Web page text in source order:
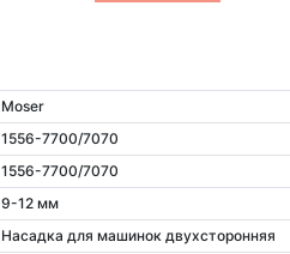
Moser
1556-7700/7070
1556-7700/7070
9-12 мм
Насадка для машинок двухсторонняя